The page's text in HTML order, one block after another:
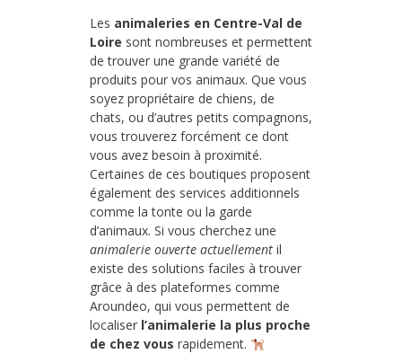
Les animaleries en Centre-Val de
Loire sont nombreuses et permettent
de trouver une grande variété de
produits pour vos animaux. Que vous
soyez propriétaire de chiens, de
chats, ou d’autres petits compagnons,
vous trouverez forcément ce dont
vous avez besoin à proximité.
Certaines de ces boutiques proposent
également des services additionnels
comme la tonte ou la garde
d’animaux. Si vous cherchez une
animalerie ouverte actuellement il
existe des solutions faciles à trouver
grâce à des plateformes comme
Aroundeo, qui vous permettent de
localiser l’animalerie la plus proche
de chez vous rapidement.